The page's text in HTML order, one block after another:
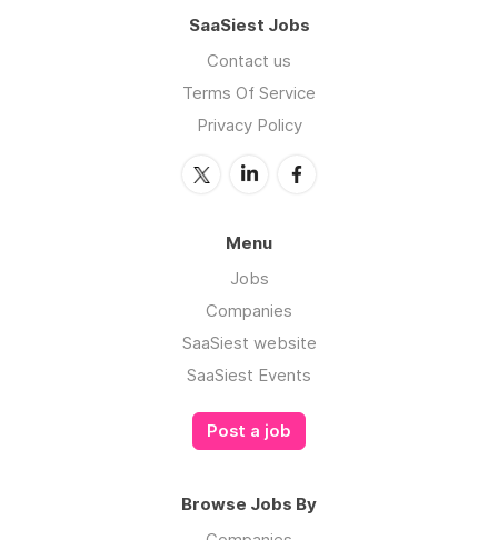
SaaSiest Jobs
Contact us
Terms Of Service
Privacy Policy
Menu
Jobs
Companies
SaaSiest website
SaaSiest Events
Post a job
Browse Jobs By